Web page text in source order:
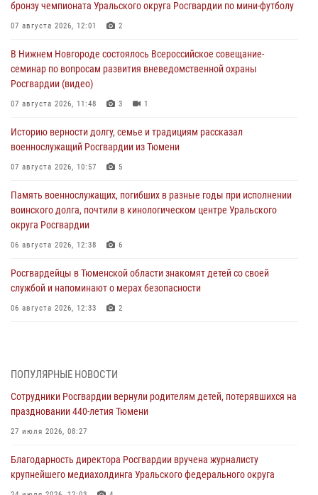
бронзу чемпионата Уральского округа Росгвардии по мини-футболу
07 августа 2026, 12:01 2
В Нижнем Новгороде состоялось Всероссийское совещание-
семинар по вопросам развития вневедомственной охраны
Росгвардии (видео)
07 августа 2026, 11:48 3 1
Историю верности долгу, семье и традициям рассказал
военнослужащий Росгвардии из Тюмени
07 августа 2026, 10:57 5
Память военнослужащих, погибших в разные годы при исполнении
воинского долга, почтили в кинологическом центре Уральского
округа Росгвардии
06 августа 2026, 12:38 6
Росгвардейцы в Тюменской области знакомят детей со своей
службой и напоминают о мерах безопасности
06 августа 2026, 12:33 2
06 августа 2026, 04:41 3
Росгвардейцы в Тюменской области почтили память генерала
армии Ивана Кирилловича Яковлева
05 августа 2026, 11:03
В Тюмени офицер Росгвардии в радиоэфире напомнил гражданам о
мерах безопасного владения оружием
ПОПУЛЯРНЫЕ НОВОСТИ
Сотрудники Росгвардии вернули родителям детей, потерявшихся на
праздновании 440-летия Тюмени
27 июля 2026, 08:27
Благодарность директора Росгвардии вручена журналисту
крупнейшего медиахолдинга Уральского федерального округа